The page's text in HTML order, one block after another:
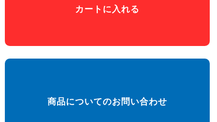
カートに入れる
商品についてのお問い合わせ